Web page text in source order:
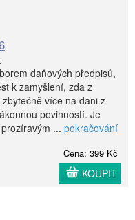
daňových předpisů,
k zamyšlení, zda z
více na dani z
povinností. Je
... pokračování
Cena: 399 Kč
KOUPIT